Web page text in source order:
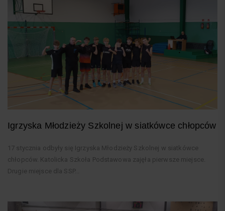
Igrzyska Młodzieży Szkolnej w siatkówce chłopców
17 stycznia odbyły się Igrzyska Młodzieży Szkolnej w siatkówce
chłopców. Katolicka Szkoła Podstawowa zajęła pierwsze miejsce.
Drugie miejsce dla SSP...